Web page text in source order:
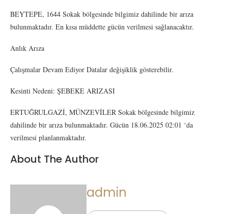
BEYTEPE, 1644 Sokak bölgesinde bilgimiz dahilinde bir arıza
bulunmaktadır. En kısa müddette gücün verilmesi sağlanacaktır.
Anlık Arıza
Çalışmalar Devam Ediyor Datalar değişiklik gösterebilir.
Kesinti Nedeni: ŞEBEKE ARIZASI
ERTUĞRULGAZİ, MÜNZEVİLER Sokak bölgesinde bilgimiz
dahilinde bir arıza bulunmaktadır. Gücün 18.06.2025 02:01 ‘da
verilmesi planlanmaktadır.
About The Author
admin